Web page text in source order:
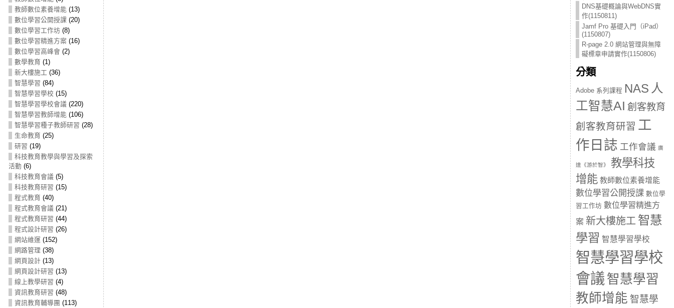
教師數位素養增能(13)
數位學習公開授課 (20)
數位學習工作坊(8)
數位學習精進方案 (16)
數位學習高峰會 (2)
數學教育 (1)
新大樓施工 (36)
智慧學習 (84)
智慧學習學校 (15)
智慧學習學校會議 (220)
智慧學習教師增能(106)
智慧學習種子教師研習 (28)
生命教育 (25)
研習 (19)
科技教育教學與學習及探索
活動 (6)
科技教育會議 (5)
科技教育研習 (15)
程式教育 (40)
程式教育會議 (21)
程式教育研習 (44)
程式設計研習 (26)
網站維運 (152)
網路管理 (38)
網頁設計(13)
網頁設計研習 (13)
線上教學研習 (4)
資訊教育研習 (48)
資訊教育輔導團 (113)
DNS基礎概論與WebDNS實
作(1150811)
Jamf Pro 基礎入門（iPad）
(1150807)
R-page 2.0 網站管理與無障
礙標章申請實作(1150806)
分類
Adobe 系列課程 NAS 人
工智慧AI 創客教育
創客教育研習 工
作日誌 工作會議 廣
達《游於智》
教學科技
增能 教師數位素養增能
數位學習公開授課 數位學
習工作坊 數位學習精進方
案 新大樓施工 智慧
學習 智慧學習學校
智慧學習學校
會議 智慧學習
教師增能 智慧學